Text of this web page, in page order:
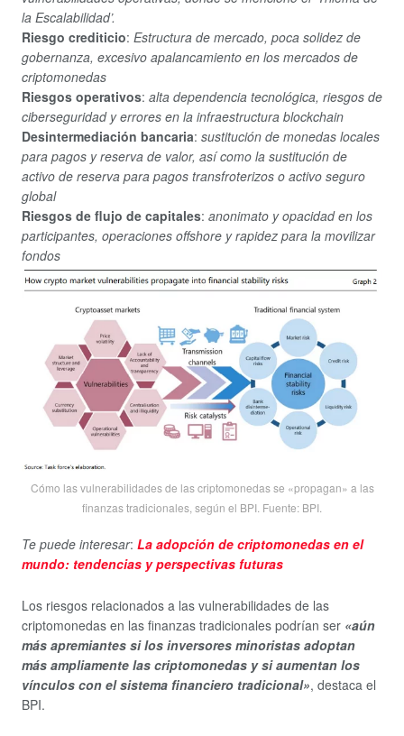
la Escalabilidad’.
Riesgo crediticio: Estructura de mercado, poca solidez de
gobernanza, excesivo apalancamiento en los mercados de
criptomonedas
Riesgos operativos: alta dependencia tecnológica, riesgos de
ciberseguridad y errores en la infraestructura blockchain
Desintermediación bancaria: sustitución de monedas locales
para pagos y reserva de valor, así como la sustitución de
activo de reserva para pagos transfroterizos o activo seguro
global
Riesgos de flujo de capitales: anonimato y opacidad en los
participantes, operaciones offshore y rapidez para la movilizar
fondos
Cómo las vulnerabilidades de las criptomonedas se «propagan» a las
finanzas tradicionales, según el BPI. Fuente: BPI.
Te puede interesar: La adopción de criptomonedas en el
mundo: tendencias y perspectivas futuras
Los riesgos relacionados a las vulnerabilidades de las
criptomonedas en las finanzas tradicionales podrían ser «aún
más apremiantes si los inversores minoristas adoptan
más ampliamente las criptomonedas y si aumentan los
vínculos con el sistema financiero tradicional», destaca el
BPI.